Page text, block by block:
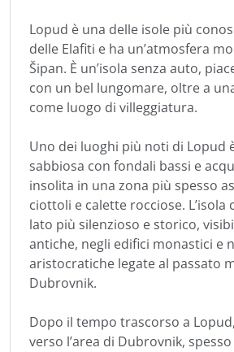
Lopud è una delle isole più
delle Elafiti e ha un’atmosfera
Šipan. È un’isola senza auto,
con un bel lungomare, oltre a
come luogo di villeggiatura.
Uno dei luoghi più noti di Lopud
sabbiosa con fondali bassi e
insolita in una zona più spesso
ciottoli e calette rocciose. L’isola
lato più silenzioso e storico,
antiche, negli edifici monastici e
aristocratiche legate al passato
Dubrovnik.
Dopo il tempo trascorso a
verso l’area di Dubrovnik,